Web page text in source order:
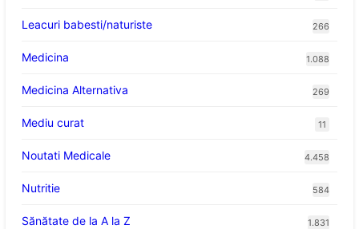
Leacuri babesti/naturiste 266
Medicina 1.088
Medicina Alternativa 269
Mediu curat 11
Noutati Medicale 4.458
Nutritie 584
Sănătate de la A la Z 1.831